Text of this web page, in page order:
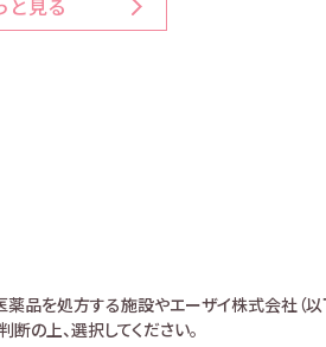
と見る
品を処方する施設やエーザイ株式会社（以
の上、選択してください。